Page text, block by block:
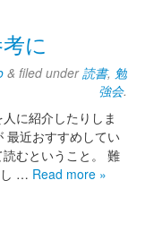
に
& filed under読書, 勉
強会.
に紹介したりしま
最近おすすめしてい
むということ。 難
し … Read more »